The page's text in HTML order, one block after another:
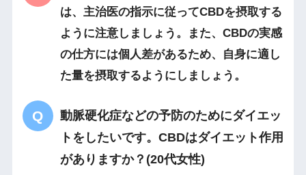
は、主治医の指示に従ってCBDを摂取する
ように注意しましょう。また、CBDの実感
の仕方には個人差があるため、自身に適し
た量を摂取するようにしましょう。
動脈硬化症などの予防のためにダイエッ
トをしたいです。CBDはダイエット作用
がありますか？(20代女性)